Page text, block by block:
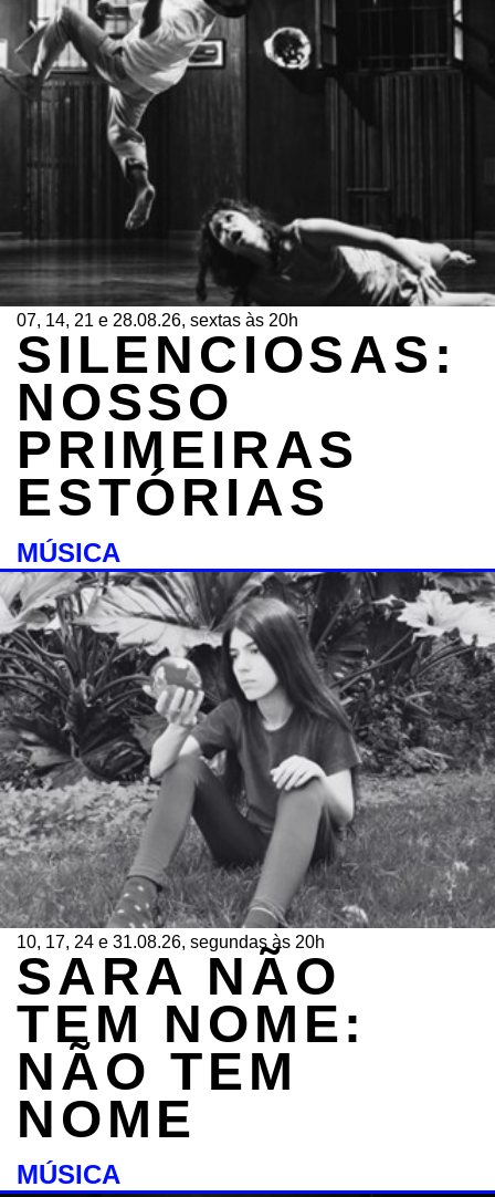
07, 14, 21 e 28.08.26, sextas às 20h
SILENCIOSAS:
NOSSO
PRIMEIRAS
ESTÓRIAS
MÚSICA
10, 17, 24 e 31.08.26, segundas às 20h
SARA NÃO
TEM NOME:
NÃO TEM
NOME
MÚSICA